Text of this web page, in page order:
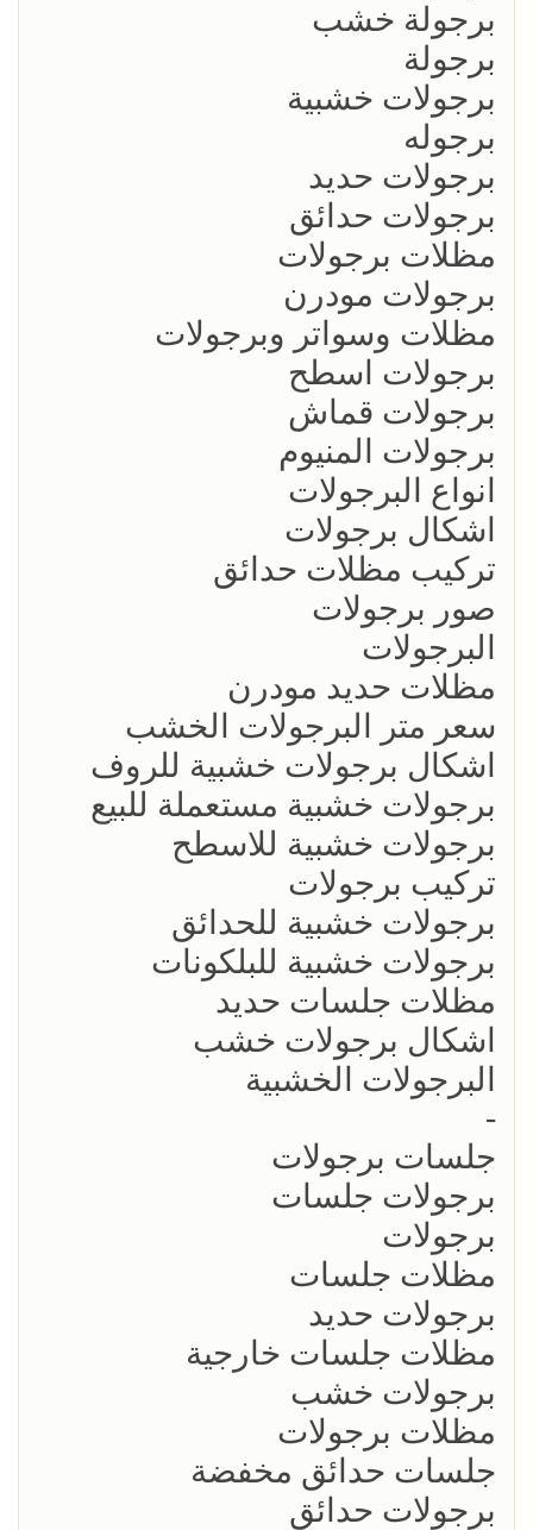
برجولة خشب
برجولة
برجولات خشبية
برجوله
برجولات حديد
برجولات حدائق
مظلات برجولات
برجولات مودرن
مظلات وسواتر وبرجولات
برجولات اسطح
برجولات قماش
برجولات المنيوم
انواع البرجولات
اشكال برجولات
تركيب مظلات حدائق
صور برجولات
البرجولات
مظلات حديد مودرن
سعر متر البرجولات الخشب
اشكال برجولات خشبية للروف
برجولات خشبية مستعملة للبيع
برجولات خشبية للاسطح
تركيب برجولات
برجولات خشبية للحدائق
برجولات خشبية للبلكونات
مظلات جلسات حديد
اشكال برجولات خشب
البرجولات الخشبية
-
جلسات برجولات
برجولات جلسات
برجولات
مظلات جلسات
برجولات حديد
مظلات جلسات خارجية
برجولات خشب
مظلات برجولات
جلسات حدائق مخفضة
برجولات حدائق